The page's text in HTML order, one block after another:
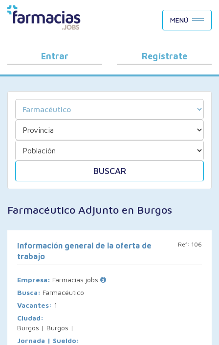
BUSCAR CANDIDATOS
OFERTAS DE EMPLEO
COMO FUNCIONA
PORQUÉ FARMACIAS.JOBS
BLOG
MENÚ
Entrar Regístrate
BUSCAR
Farmacéutico Adjunto en Burgos
Ref: 106
Información general de la oferta de
trabajo
Empresa: Farmacias.jobs
Busca: Farmacéutico
Vacantes: 1
Ciudad:
Burgos | Burgos |
Jornada | Sueldo: